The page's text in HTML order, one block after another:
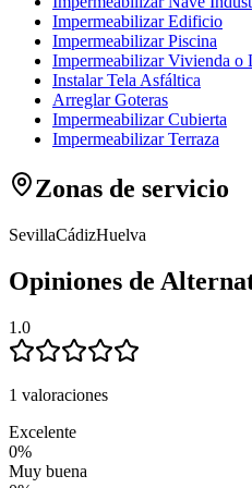
Impermeabilizar Edificio
Impermeabilizar Piscina
Impermeabilizar Vivienda o
Instalar Tela Asfáltica
Arreglar Goteras
Impermeabilizar Cubierta
Impermeabilizar Terraza
Zonas de servicio
SevillaCádizHuelva
Opiniones de
1.0
1 valoraciones
Excelente
0%
Muy buena